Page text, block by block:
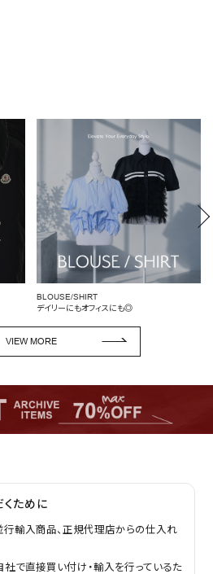
ペプラムトップス
VIEW MORE
ために
行輸入商品、正規代理店からの仕入れ
社で直接買い付け・輸入を行っているた